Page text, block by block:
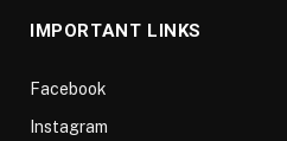
IMPORTANT LINKS
Facebook
Instagram